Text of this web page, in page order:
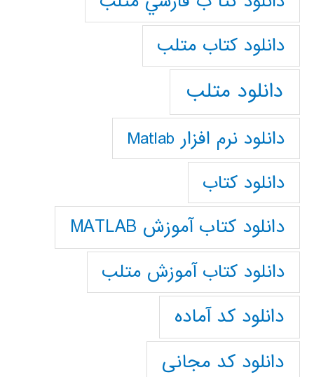
دانلود كتاب متلب
دانلود متلب
دانلود نرم افزار Matlab
دانلود کتاب
دانلود کتاب آموزش MATLAB
دانلود کتاب آموزش متلب
دانلود کد آماده
دانلود کد مجانی